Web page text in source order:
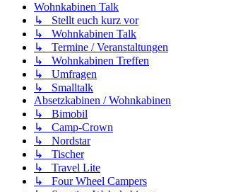
Wohnkabinen Talk
↳ Stellt euch kurz vor
↳ Wohnkabinen Talk
↳ Termine / Veranstaltungen
↳ Wohnkabinen Treffen
↳ Umfragen
↳ Smalltalk
Absetzkabinen / Wohnkabinen
↳ Bimobil
↳ Camp-Crown
↳ Nordstar
↳ Tischer
↳ Travel Lite
↳ Four Wheel Campers